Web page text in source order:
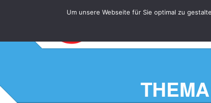
Um unsere Webseite für Sie optimal zu